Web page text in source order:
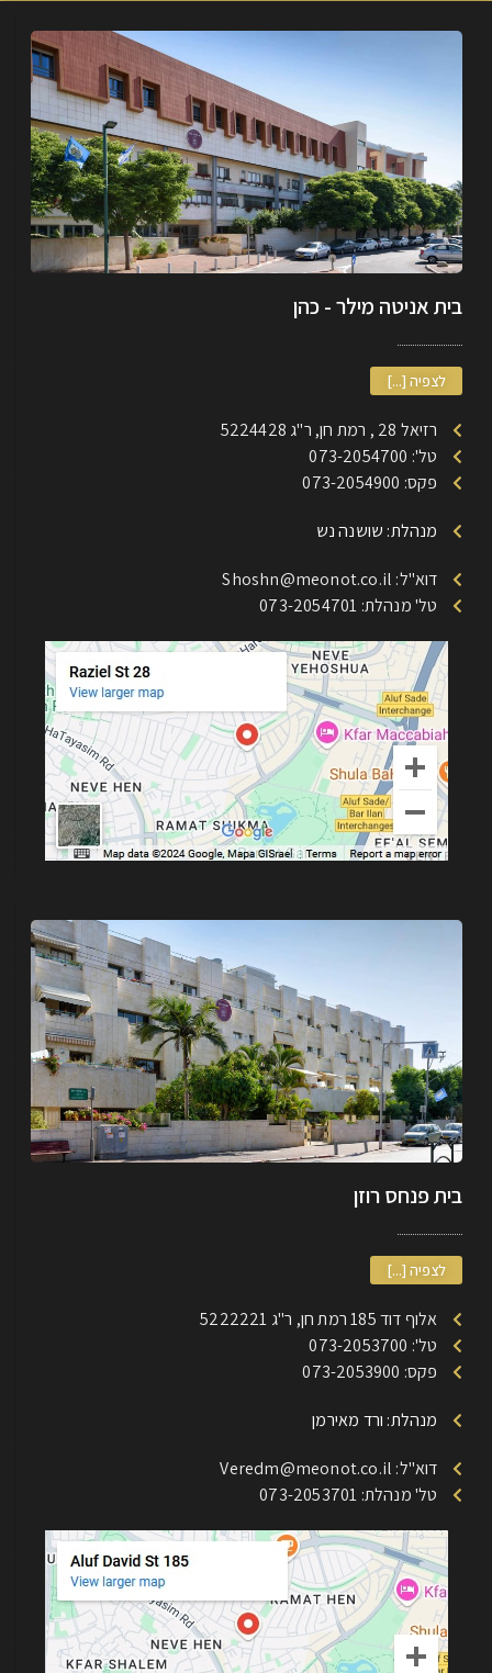
בית אניטה מילר - כהן
לצפיה [...]
רזיאל 28 , רמת חן, ר"ג 5224428
טל': 073-2054700
פקס: 073-2054900
מנהלת: שושנה נש
דוא"ל: Shoshn@meonot.co.il
טל' מנהלת: 073-2054701
בית פנחס רוזן
לצפיה [...]
אלוף דוד 185 רמת חן, ר"ג 5222221
טל': 073-2053700
פקס: 073-2053900
מנהלת: ורד מאירמן
דוא"ל: Veredm@meonot.co.il
טל' מנהלת: 073-2053701